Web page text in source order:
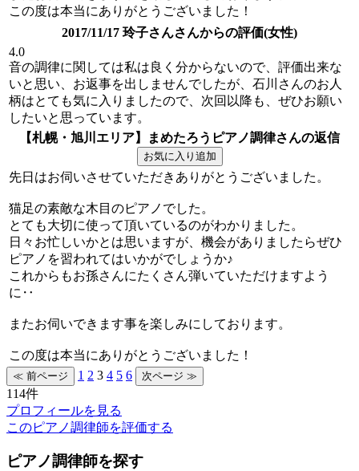
この度は本当にありがとうございました！
2017/11/17 玲子さんさんからの評価(女性)
4.0
音の調律に関しては私は良く分からないので、評価出来な
いと思い、お返事を出しませんでしたが、石川さんのお人
柄はとても気に入りましたので、次回以降も、ぜひお願い
したいと思っています。
【札幌・旭川エリア】まめたろうピアノ調律さんの返信
先日はお伺いさせていただきありがとうございました。
猫足の素敵な木目のピアノでした。
とても大切に使って頂いているのがわかりました。
日々お忙しいかとは思いますが、機会がありましたらぜひ
ピアノを習われてはいかがでしょうか♪
これからもお孫さんにたくさん弾いていただけますよう
に‥
またお伺いできます事を楽しみにしております。
この度は本当にありがとうございました！
1 2 3 4 5 6
114件
プロフィールを見る
このピアノ調律師を評価する
ピアノ調律師を探す